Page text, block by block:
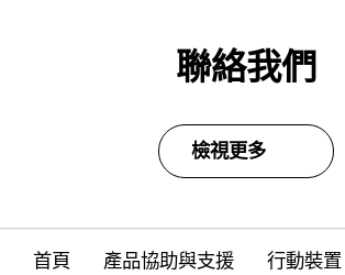
聯絡我們
檢視更多
首頁 產品協助與支援
行動裝置